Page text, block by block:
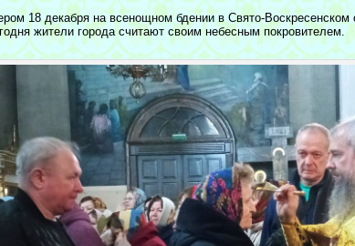
18 декабря на всенощном бдении в Свято-Воскресенском
жители города считают своим небесным покровителем.